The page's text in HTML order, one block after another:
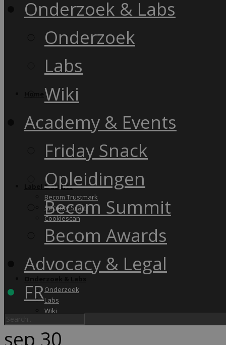
Label & audits
Becom Trustmark
Security Scan
Cookiescan
Onderzoek
Labs
Wiki
Onderzoek & Labs
Onderzoek
Labs
Wiki
Academy & Events
Friday Snack
Opleidingen
Becom Summit
Becom Awards
Advocacy & Legal
FR
sep 30